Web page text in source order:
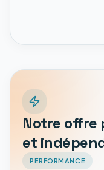
Notre offre
et
PERFORMANCE